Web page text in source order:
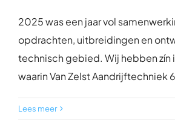
2025 was een jaar vol
opdrachten, uitbreidingen en
technisch gebied. Wij hebben zín
waarin Van Zelst Aandrijftechniek
Lees meer